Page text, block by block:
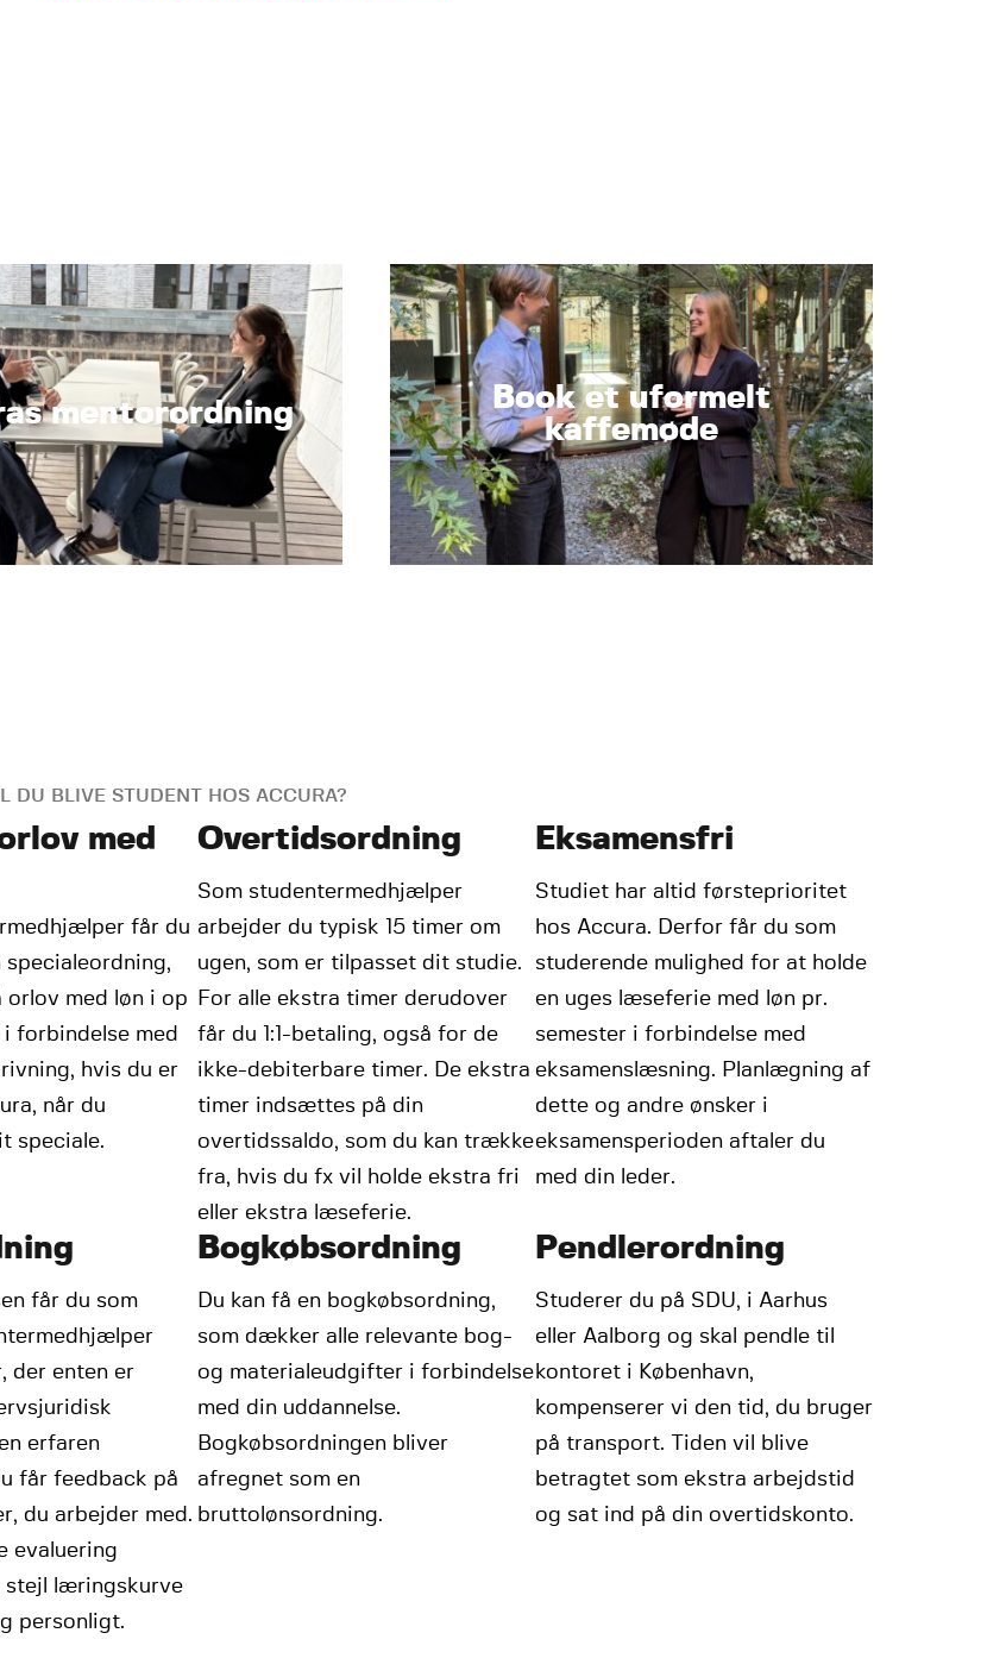
mentorordning
Book et uformelt
kaffemøde
DU BLIVE STUDENT HOS ACCURA?
med
får du
specialeordning,
orlov med løn i op
forbindelse med
hvis du er
når du
speciale.
Overtidsordning
Som studentermedhjælper
arbejder du typisk 15 timer om
ugen, som er tilpasset dit studie.
For alle ekstra timer derudover
får du 1:1-betaling, også for de
ikke-debiterbare timer. De ekstra
timer indsættes på din
overtidssaldo, som du kan trække
fra, hvis du fx vil holde ekstra fri
eller ekstra læseferie.
Eksamensfri
Studiet har altid førsteprioritet
hos Accura. Derfor får du som
studerende mulighed for at holde
en uges læseferie med løn pr.
semester i forbindelse med
eksamenslæsning. Planlægning af
dette og andre ønsker i
eksamensperioden aftaler du
med din leder.
får du som
der enten er
erfaren
får feedback på
du arbejder med.
evaluering
stejl læringskurve
personligt.
Bogkøbsordning
Du kan få en bogkøbsordning,
som dækker alle relevante bog-
og materialeudgifter i forbindelse
med din uddannelse.
Bogkøbsordningen bliver
afregnet som en
bruttolønsordning.
Pendlerordning
Studerer du på SDU, i Aarhus
eller Aalborg og skal pendle til
kontoret i København,
kompenserer vi den tid, du bruger
på transport. Tiden vil blive
betragtet som ekstra arbejdstid
og sat ind på din overtidskonto.